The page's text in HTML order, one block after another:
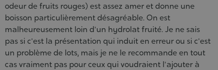
odeur de fruits rouges) est assez amer et donne une
boisson particulièrement désagréable. On est
malheureusement loin d'un hydrolat fruité. Je ne sais
pas si c'est la présentation qui induit en erreur ou si c'est
un problème de lots, mais je ne le recommande en tout
cas vraiment pas pour ceux qui voudraient l'ajouter à